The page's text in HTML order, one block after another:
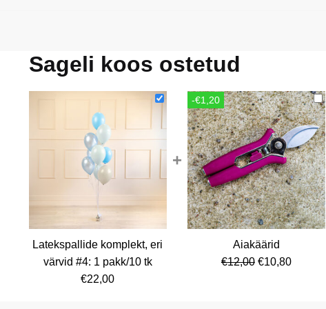
Sageli koos ostetud
Latekspallide komplekt, eri
värvid #4: 1 pakk/10 tk
€22,00
+
-€1,20
Aiakäärid
€12,00 Algne
€10,80Current